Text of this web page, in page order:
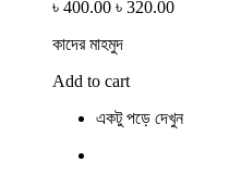
৳ 400.00 ৳ 320.00
কাদের মাহমুদ
Add to cart
একটু পড়ে দেখুন